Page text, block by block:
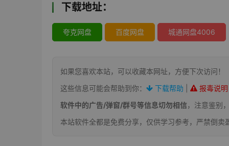
下载地址：
夸克网盘 百度网盘 城通网盘4006
如果您喜欢本站，可以收藏本网址，方便下次访问！
这些信息可能会帮助到你：
下载帮助 报毒说明
软件中的广告/弹窗/群号等信息切勿相信，注意鉴别
本站软件全都是免费分享，仅供学习参考，严禁倒卖